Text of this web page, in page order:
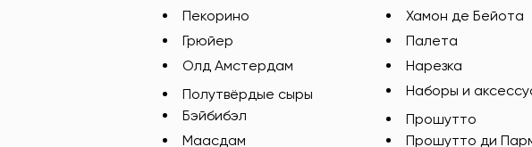
Пекорино
Грюйер
Олд Амстердам
Полутвёрдые сыры
Бэйбибэл
Маасдам
Хамон де Бейота
Палета
Нарезка
Наборы и
Прошутто
Прошутто ди